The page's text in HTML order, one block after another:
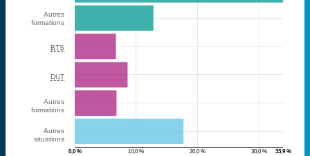
10,0 % 20,0 % 30,0 %
0,0 % 33,9 %
Autres
formations
BTS
DUT
Autres
formations
Autres
situations